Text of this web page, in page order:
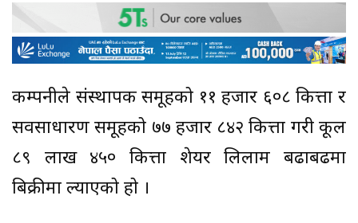
कम्पनीले संस्थापक समूहको ११ हजार ६०८ कित्ता र
सर्वसाधारण समूहको ७७ हजार ८४२ कित्ता गरी कूल
८९ लाख ४५० कित्ता शेयर लिलाम बढाबढमा
बिक्रीमा ल्याएको हो ।